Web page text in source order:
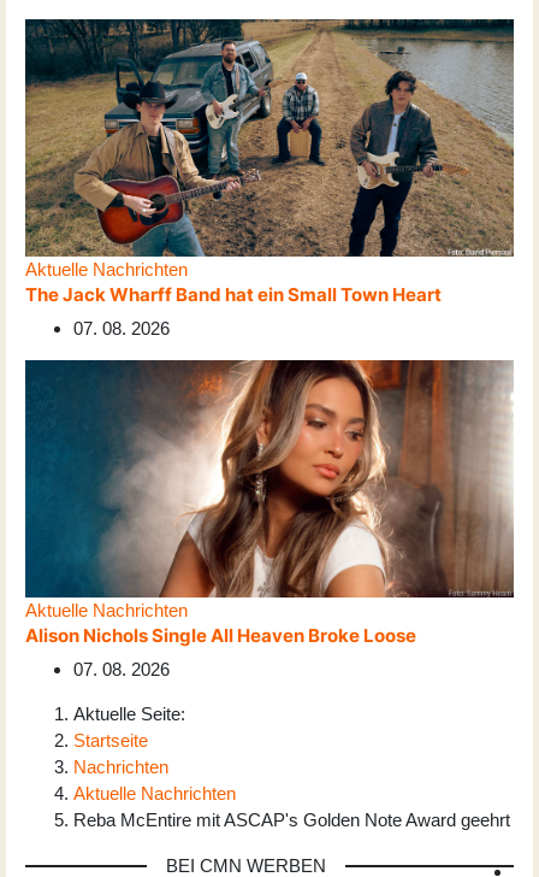
Aktuelle Nachrichten
The Jack Wharff Band hat ein Small Town Heart
07. 08. 2026
Aktuelle Nachrichten
Alison Nichols Single All Heaven Broke Loose
07. 08. 2026
Aktuelle Seite:
Startseite
Nachrichten
Aktuelle Nachrichten
Reba McEntire mit ASCAP's Golden Note Award geehrt
BEI CMN WERBEN